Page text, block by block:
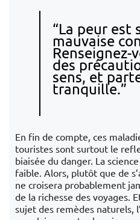
“La peur est
mauvaise
Renseignez-
des
sens, et
tranquille.”
En fin de compte, ces
touristes sont surtout le
biaisée du danger. La
faible. Alors, plutôt que de
ne croisera probablement
de la richesse des voyages.
sujet des remèdes naturels,